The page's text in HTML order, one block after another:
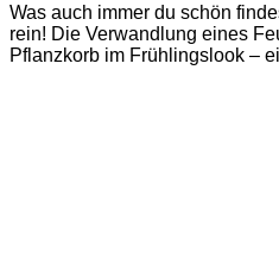
Was auch immer du schön
rein! Die Verwandlung eines
Pflanzkorb im Frühlingslook –